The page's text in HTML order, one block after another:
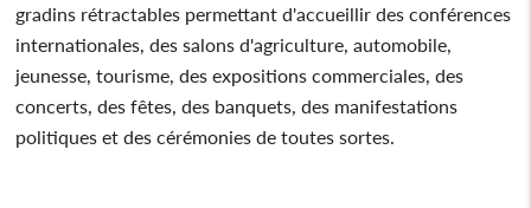
gradins rétractables permettant d'accueillir des conférences
internationales, des salons d'agriculture, automobile,
jeunesse, tourisme, des expositions commerciales, des
concerts, des fêtes, des banquets, des manifestations
politiques et des cérémonies de toutes sortes.